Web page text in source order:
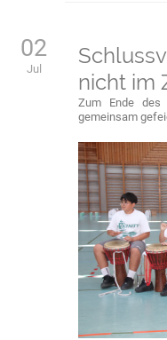
02
Jul
nicht im
Zum Ende des
gemeinsam